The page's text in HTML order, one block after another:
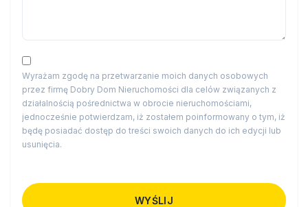
Wyrażam zgodę na przetwarzanie moich danych osobowych
przez firmę Dobry Dom Nieruchomości dla celów związanych z
działalnością pośrednictwa w obrocie nieruchomościami,
jednocześnie potwierdzam, iż zostałem poinformowany o tym, iż
będę posiadać dostęp do treści swoich danych do ich edycji lub
usunięcia.